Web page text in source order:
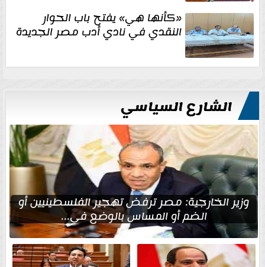
«كأنها هي» يفتح باب الحوار
النقدي في نادي أدب مصر الجديدة
الشارع السياسي
وزير الخارجية: مصر ترفض تهجير الفلسطينيين أو
الضم أو المساس بالوضع في...